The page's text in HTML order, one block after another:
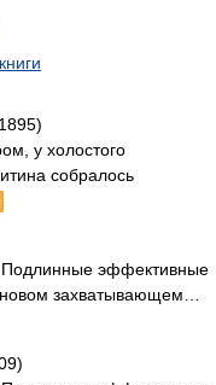
у холостого
собралось
эффективные
новом захватывающем…